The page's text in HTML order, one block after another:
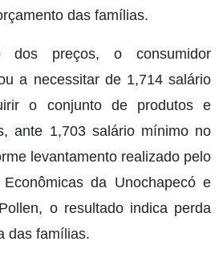
das famílias.
dos preços, o consumidor
a necessitar de 1,714 salário
o conjunto de produtos e
ante 1,703 salário mínimo no
levantamento realizado pelo
da Unochapecó e
o resultado indica perda
das famílias.